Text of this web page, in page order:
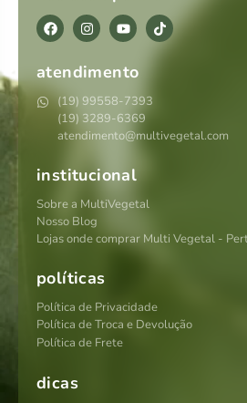
atendimento
(19) 99558-7393
(19) 3289-6369
atendimento@multivegetal.com
institucional
Sobre a MultiVegetal
Nosso Blog
Lojas onde comprar Multi Vegetal -
políticas
Política de Privacidade
Política de Troca e Devolução
Política de Frete
dicas